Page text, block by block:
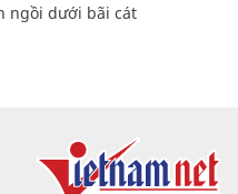
ngồi dưới bãi cát